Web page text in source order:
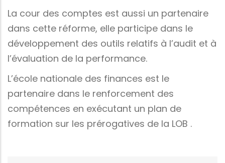
La cour des comptes est aussi un partenaire
dans cette réforme, elle participe dans le
développement des outils relatifs à l’audit et à
l’évaluation de la performance.
L’école nationale des finances est le
partenaire dans le renforcement des
compétences en exécutant un plan de
formation sur les prérogatives de la LOB .